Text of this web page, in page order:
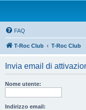
FAQ
T-Roc Club T-Roc Club
Invia email di
Nome utente:
Indirizzo email: